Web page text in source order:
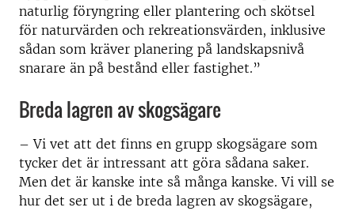
naturlig föryngring eller plantering och skötsel
för naturvärden och rekreationsvärden, inklusive
sådan som kräver planering på landskapsnivå
snarare än på bestånd eller fastighet.”
Breda lagren av skogsägare
– Vi vet att det finns en grupp skogsägare som
tycker det är intressant att göra sådana saker.
Men det är kanske inte så många kanske. Vi vill se
hur det ser ut i de breda lagren av skogsägare,